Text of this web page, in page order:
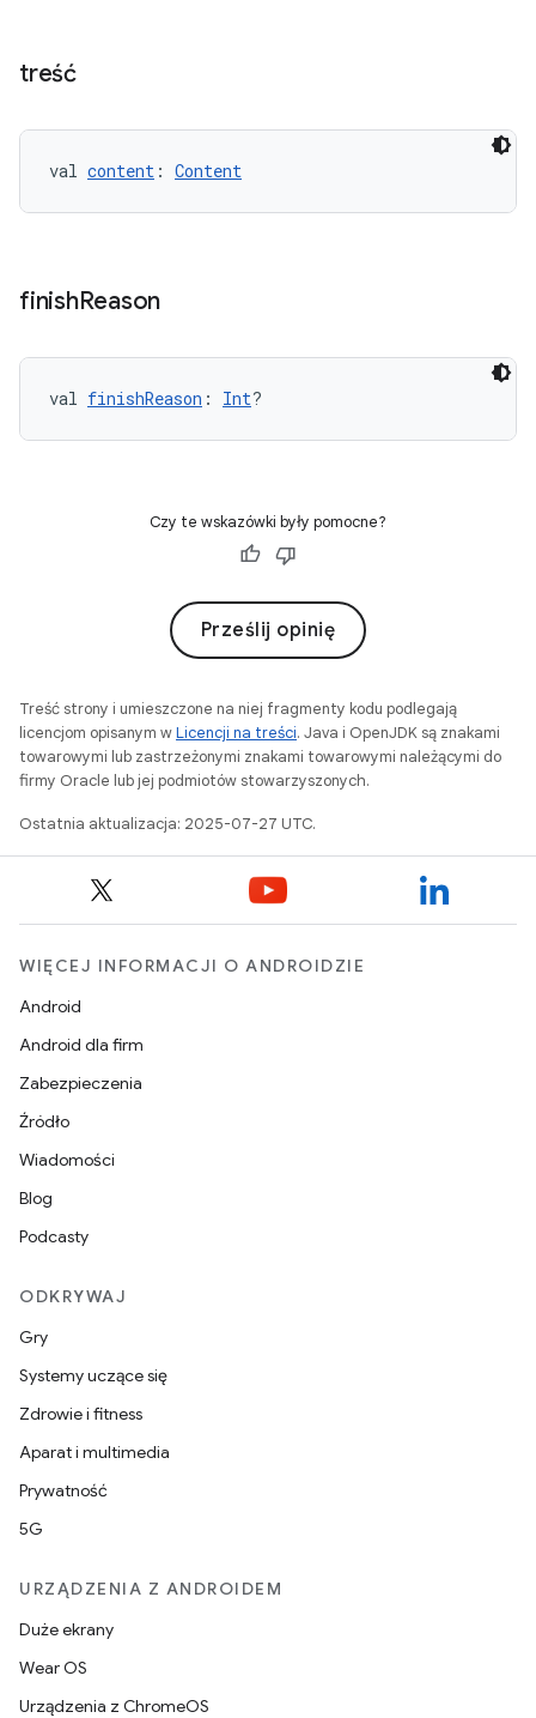
treść
val content : Content
finishReason
val finishReason : Int?
Czy te wskazówki były pomocne?
Prześlij opinię
Treść strony i umieszczone na niej fragmenty kodu podlegają
licencjom opisanym wLicencji na treści. Java i OpenJDK są znakami
towarowymi lub zastrzeżonymi znakami towarowymi należącymi do
firmy Oracle lub jej podmiotów stowarzyszonych.
Ostatnia aktualizacja: 2025-07-27 UTC.
WIĘCEJ INFORMACJI O ANDROIDZIE
Android
Android dla firm
Zabezpieczenia
Źródło
Wiadomości
Blog
Podcasty
ODKRYWAJ
Gry
Systemy uczące się
Zdrowie i fitness
Aparat i multimedia
Prywatność
5G
URZĄDZENIA Z ANDROIDEM
Duże ekrany
Wear OS
Urządzenia z ChromeOS